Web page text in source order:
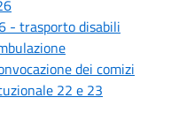
- trasporto disabili
dei comizi
22 e 23